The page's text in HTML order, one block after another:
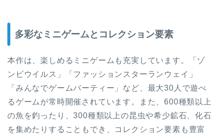
多彩なミニゲームとコレクション要素
本作は、楽しめるミニゲームも充実しています。「ゾ
ンビウイルス」「ファッションスターランウェイ」
「みんなでゲームパーティー」など、最大30人で遊べ
るゲームが常時開催されています。また、600種類以上
の魚を釣ったり、300種類以上の昆虫や希少鉱石、化石
を集めたりすることもでき、コレクション要素も豊富